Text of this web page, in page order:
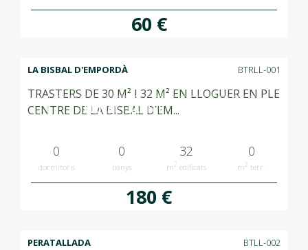
60 €
LLOGAT RENTED ALQUILADO
LA BISBAL D'EMPORDÀ BTRLL-001
TRASTERS DE 30 M² I 32 M² EN LLOGUER EN PLE
CENTRE DE LA BISBAL D’EM...
0
dormitoris
0
banys
32
m2 edificats
0
m2 terr.
180 €
PERATALLADA BTLL-002